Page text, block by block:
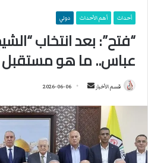
أحداث أهم الأحداث دولي
“فتح”: بعد انتخاب
عباس.. ما هو مستقبل
قسم الأخبار
س
ل
ب
ر
2026-06-06